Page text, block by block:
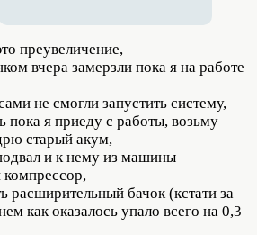
преувеличение,
вчера замерзли пока я на работе
не смогли запустить систему,
пока я приеду с работы, возьму
старый акум,
и к нему из машины
расширительный бачок (кстати за
как оказалось упало всего на 0,3